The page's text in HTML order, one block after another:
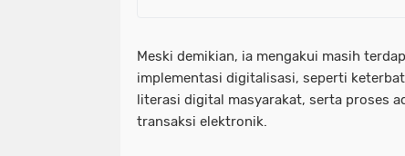
Meski demikian, ia mengakui masih
implementasi digitalisasi, seperti
literasi digital masyarakat, serta proses
transaksi elektronik.